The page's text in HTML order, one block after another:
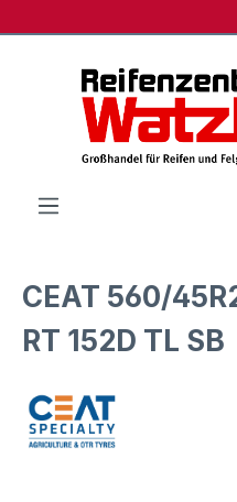
CEAT 560/
RT 152D TL SB